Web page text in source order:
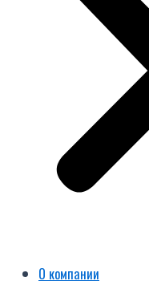
О компании